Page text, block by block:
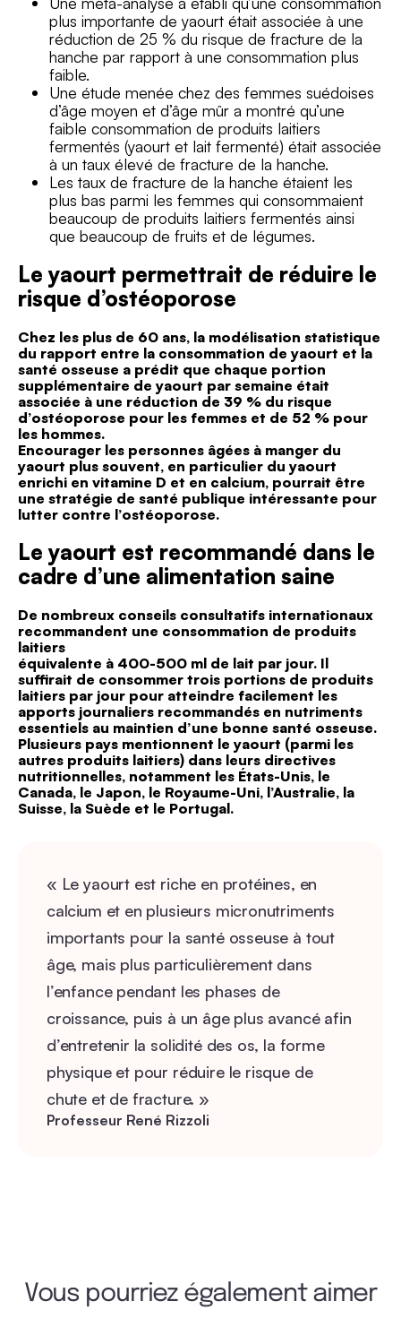
plus importante de yaourt était associée à une
réduction de 25 % du risque de fracture de la
hanche par rapport à une consommation plus
faible.
Une étude menée chez des femmes suédoises
d’âge moyen et d’âge mûr a montré qu’une
faible consommation de produits laitiers
fermentés (yaourt et lait fermenté) était associée
à un taux élevé de fracture de la hanche.
Les taux de fracture de la hanche étaient les
plus bas parmi les femmes qui consommaient
beaucoup de produits laitiers fermentés ainsi
que beaucoup de fruits et de légumes.
Le yaourt permettrait de réduire le
risque d’ostéoporose
Chez les plus de 60 ans, la modélisation statistique
du rapport entre la consommation de yaourt et la
santé osseuse a prédit que chaque portion
supplémentaire de yaourt par semaine était
associée à une réduction de 39 % du risque
d’ostéoporose pour les femmes et de 52 % pour
les hommes.
Encourager les personnes âgées à manger du
yaourt plus souvent, en particulier du yaourt
enrichi en vitamine D et en calcium, pourrait être
une stratégie de santé publique intéressante pour
lutter contre l’ostéoporose.
Le yaourt est recommandé dans le
cadre d’une alimentation saine
De nombreux conseils consultatifs internationaux
recommandent une consommation de produits
laitiers
équivalente à 400-500 ml de lait par jour. Il
suffirait de consommer trois portions de produits
laitiers par jour pour atteindre facilement les
apports journaliers recommandés en nutriments
essentiels au maintien d’une bonne santé osseuse.
Plusieurs pays mentionnent le yaourt (parmi les
autres produits laitiers) dans leurs directives
nutritionnelles, notamment les États-Unis, le
Canada, le Japon, le Royaume-Uni, l’Australie, la
Suisse, la Suède et le Portugal.
« Le yaourt est riche en protéines, en
calcium et en plusieurs micronutriments
importants pour la santé osseuse à tout
âge, mais plus particulièrement dans
l’enfance pendant les phases de
croissance, puis à un âge plus avancé afin
d’entretenir la solidité des os, la forme
physique et pour réduire le risque de
chute et de fracture. »
Professeur René Rizzoli
Vous pourriez également aimer